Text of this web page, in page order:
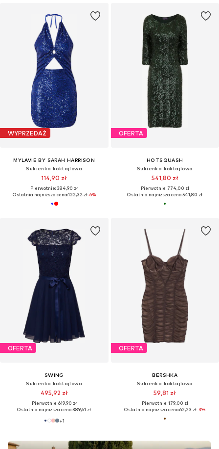
WYPRZEDAŻ
MYLAVIE BY SARAH HARRISON
Sukienka koktajlowa
114,90 zł
Pierwotnie: 384,90 zł
Ostatnia najniższa cena:122,32 zł-6%
OFERTA
HOTSQUASH
Sukienka koktajlowa
541,80 zł
Pierwotnie: 774,00 zł
Ostatnia najniższa cena:541,80 zł
OFERTA
SWING
Sukienka koktajlowa
495,92 zł
Pierwotnie: 619,90 zł
Ostatnia najniższa cena:389,61 zł
+1
OFERTA
BERSHKA
Sukienka koktajlowa
59,81 zł
Pierwotnie: 179,00 zł
Ostatnia najniższa cena:62,23 zł-3%